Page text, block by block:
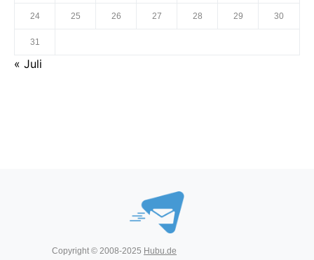
24 25 26 27 28 29 30
31
« Juli
Copyright © 2008-2025 Hubu.de